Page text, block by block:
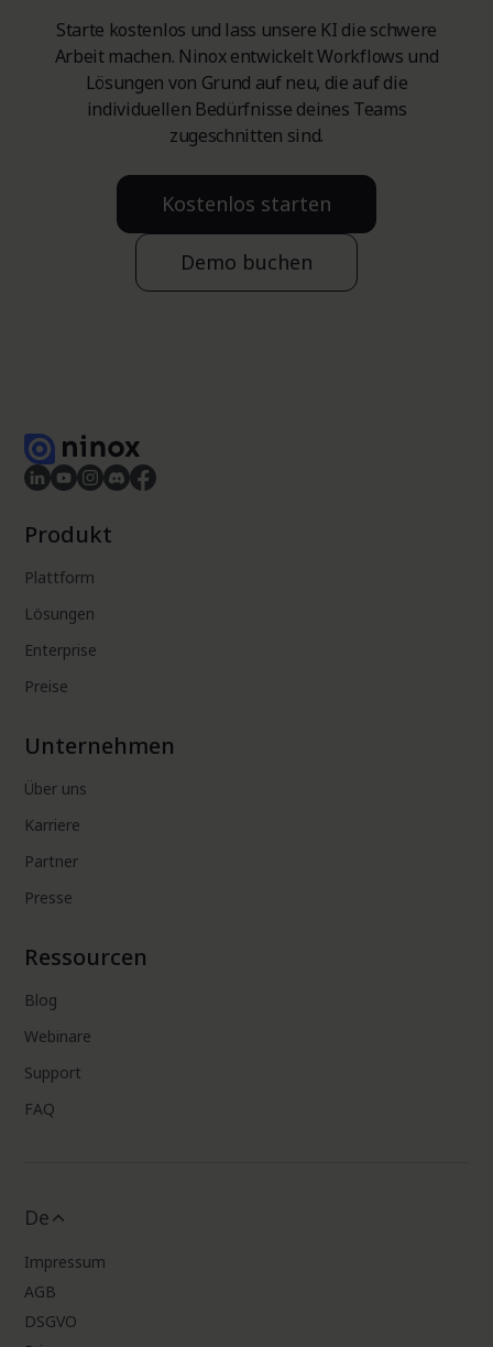
Starte kostenlos und lass unsere KI die schwere
Arbeit machen. Ninox entwickelt Workflows und
Lösungen von Grund auf neu, die auf die
individuellen Bedürfnisse deines Teams
zugeschnitten sind.
Kostenlos starten
Demo buchen
Produkt
Plattform
Lösungen
Enterprise
Preise
Unternehmen
Über uns
Karriere
Partner
Presse
Ressourcen
Blog
Webinare
Support
FAQ
Impressum
AGB
DSGVO
De